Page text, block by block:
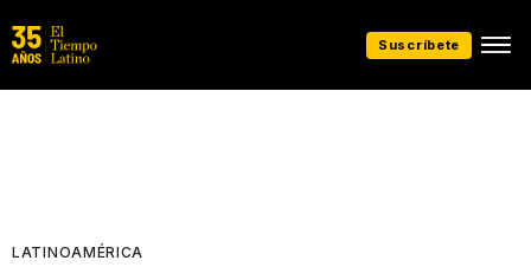
Suscríbete
LATINOAMÉRICA